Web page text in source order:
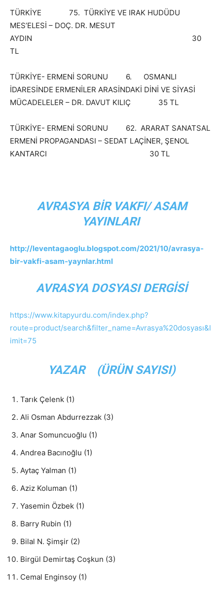
TÜRKİYE 75. TÜRKİYE VE IRAK HUDÜDU
MES’ELESİ – DOÇ. DR. MESUT
AYDIN 30
TL
TÜRKİYE- ERMENİ SORUNU 6. OSMANLI
İDARESİNDE ERMENİLER ARASİNDAKİ DİNİ VE SİYASİ
MÜCADELELER – DR. DAVUT KILIÇ 35 TL
TÜRKİYE- ERMENİ SORUNU 62. ARARAT SANATSAL
ERMENİ PROPAGANDASI – SEDAT LAÇİNER, ŞENOL
KANTARCI 30 TL
AVRASYA BİR VAKFI/ ASAM
YAYINLARI
http://leventagaoglu.blogspot.com/2021/10/avrasya-
bir-vakfi-asam-yaynlar.html
AVRASYA DOSYASI DERGİSİ
https://www.kitapyurdu.com/index.php?
route=product/search&filter_name=Avrasya%20dosyası&l
imit=75
YAZAR (ÜRÜN SAYISI)
Tarık Çelenk (1)
Ali Osman Abdurrezzak (3)
Anar Somuncuoğlu (1)
Andrea Bacınoğlu (1)
Aytaç Yalman (1)
Aziz Koluman (1)
Yasemin Özbek (1)
Barry Rubin (1)
Bilal N. Şimşir (2)
Birgül Demirtaş Coşkun (3)
Cemal Enginsoy (1)